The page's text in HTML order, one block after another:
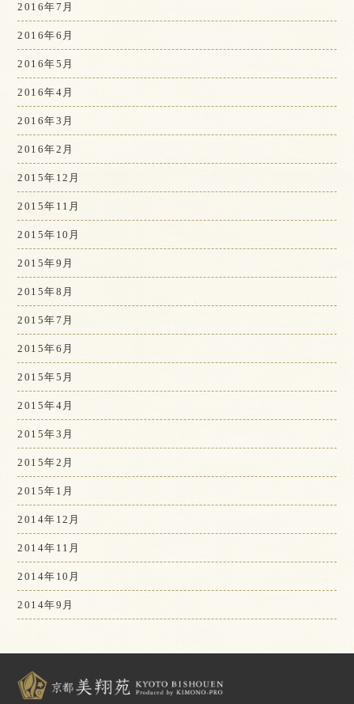
2016年7月
2016年6月
2016年5月
2016年4月
2016年3月
2016年2月
2015年12月
2015年11月
2015年10月
2015年9月
2015年8月
2015年7月
2015年6月
2015年5月
2015年4月
2015年3月
2015年2月
2015年1月
2014年12月
2014年11月
2014年10月
2014年9月